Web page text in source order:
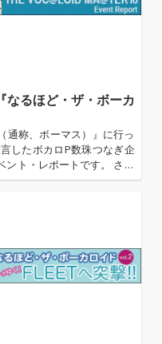
なるほど・ザ・ボーカ
（通称、ボーマス）』に行っ
したボカロP数珠つなぎ企
ント・レポートです。 さて
や？ それはボーカロイド文
話になったライターの滝沢
ア。開場して速攻置いてけ
。辛くない。大丈…